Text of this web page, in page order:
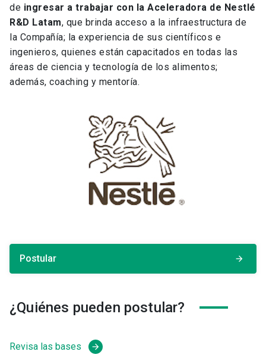
de ingresar a trabajar con la Aceleradora de Nestlé
R&D Latam, que brinda acceso a la infraestructura de
la Compañía; la experiencia de sus científicos e
ingenieros, quienes están capacitados en todas las
áreas de ciencia y tecnología de los alimentos;
además, coaching y mentoría.
Postular arrow_forward
¿Quiénes pueden postular?
Revisa las bases arrow_forward